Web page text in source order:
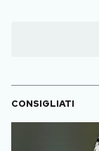
CONSIGLIATI